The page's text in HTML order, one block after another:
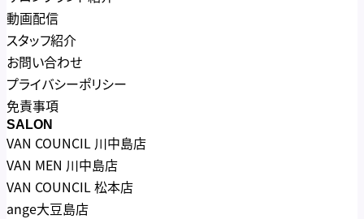
動画配信
スタッフ紹介
お問い合わせ
プライバシーポリシー
免責事項
SALON
VAN COUNCIL 川中島店
VAN MEN 川中島店
VAN COUNCIL 松本店
ange大豆島店